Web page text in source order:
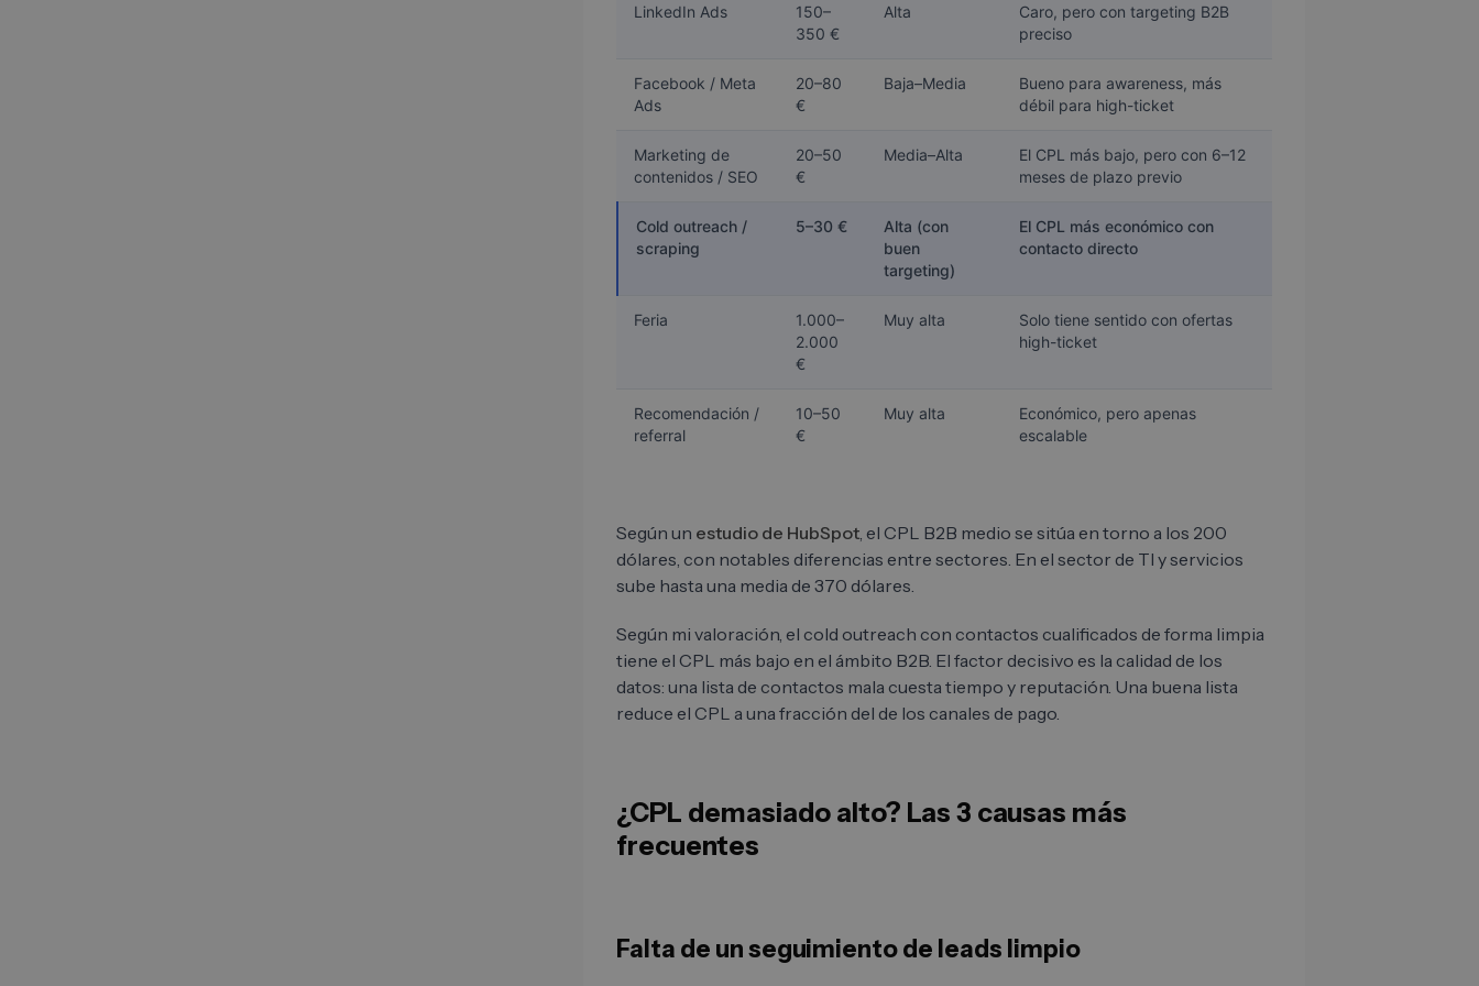
LinkedIn Ads
150–
350 €
Alta
Caro, pero con targeting B2B
preciso
Facebook / Meta
Ads
20–80
€
Baja–Media
Bueno para awareness, más
débil para high-ticket
Marketing de
contenidos / SEO
20–50
€
Media–Alta
El CPL más bajo, pero con 6–12
meses de plazo previo
Cold outreach /
scraping
5–30 €
Alta (con
buen
targeting)
El CPL más económico con
contacto directo
Feria
1.000–
2.000
€
Muy alta
Solo tiene sentido con ofertas
high-ticket
Recomendación /
referral
10–50
€
Muy alta
Económico, pero apenas
escalable
Según un estudio de HubSpot, el CPL B2B medio se sitúa en torno a los 200
dólares, con notables diferencias entre sectores. En el sector de TI y servicios
sube hasta una media de 370 dólares.
Según mi valoración, el cold outreach con contactos cualificados de forma limpia
tiene el CPL más bajo en el ámbito B2B. El factor decisivo es la calidad de los
datos: una lista de contactos mala cuesta tiempo y reputación. Una buena lista
reduce el CPL a una fracción del de los canales de pago.
¿CPL demasiado alto? Las 3 causas más
frecuentes
Falta de un seguimiento de leads limpio